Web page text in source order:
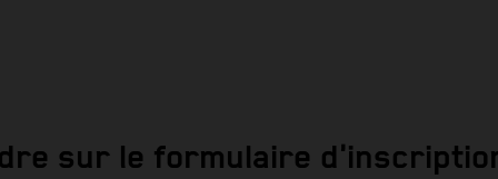
sur le formulaire